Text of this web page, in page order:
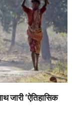
जारी ‘ऐतिहासिक